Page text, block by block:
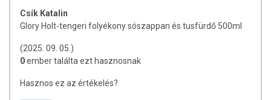
Csík Katalin
Glory Holt-tengeri folyékony sószappan és tusfürdő 500ml
(2025. 09. 05.)
0ember találta ezt hasznosnak
Hasznos ez az értékelés?